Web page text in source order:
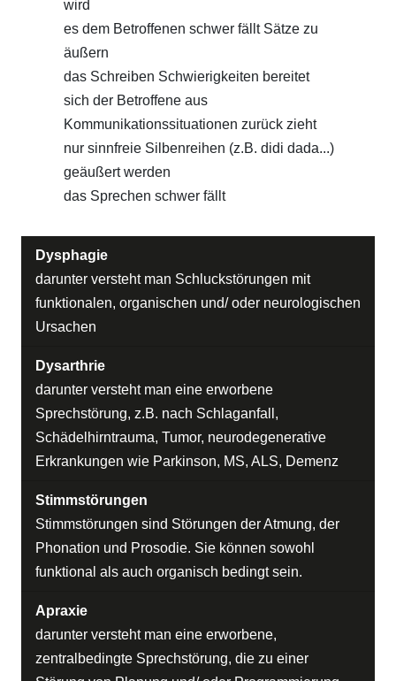
wird
es dem Betroffenen schwer fällt Sätze zu
äußern
das Schreiben Schwierigkeiten bereitet
sich der Betroffene aus
Kommunikationssituationen zurück zieht
nur sinnfreie Silbenreihen (z.B. didi dada...)
geäußert werden
das Sprechen schwer fällt
Dysphagie
darunter versteht man Schluckstörungen mit
funktionalen, organischen und/ oder neurologischen
Ursachen
Dysarthrie
darunter versteht man eine erworbene
Sprechstörung, z.B. nach Schlaganfall,
Schädelhirntrauma, Tumor, neurodegenerative
Erkrankungen wie Parkinson, MS, ALS, Demenz
Stimmstörungen
Stimmstörungen sind Störungen der Atmung, der
Phonation und Prosodie. Sie können sowohl
funktional als auch organisch bedingt sein.
Apraxie
darunter versteht man eine erworbene,
zentralbedingte Sprechstörung, die zu einer